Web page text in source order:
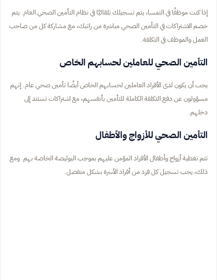
إذا كنت موظفًا في النمسا، يتم تسجيلك تلقائيًا في نظام التأمين الصحي العام. يتم
خصم الاشتراكات في التأمين الصحي مباشرة من راتبك، مع مشاركة كل من صاحب
العمل والموظف في التكلفة.
التأمين الصحي للعاملين لحسابهم الخاص
يجب أن يكون لدى الأفراد العاملين لحسابهم الخاص أيضًا تأمين صحي عام. إنهم
مسؤولون عن دفع التكلفة الكاملة للتأمين بأنفسهم، مع اشتراكات تستند إلى
دخلهم.
التأمين الصحي للأزواج والأطفال
تتم تغطية أزواج وأطفال الأفراد المؤمن عليهم بموجب البوليصة الخاصة بهم. ومع
ذلك، يجب تسجيل كل فرد من أفراد الأسرة بشكل منفصل.